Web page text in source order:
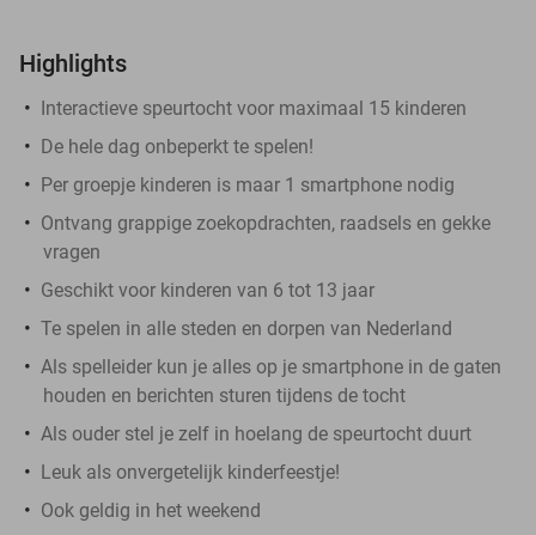
Highlights
Interactieve speurtocht voor maximaal 15 kinderen
De hele dag onbeperkt te spelen!
Per groepje kinderen is maar 1 smartphone nodig
Ontvang grappige zoekopdrachten, raadsels en gekke
vragen
Geschikt voor kinderen van 6 tot 13 jaar
Te spelen in alle steden en dorpen van Nederland
Als spelleider kun je alles op je smartphone in de gaten
houden en berichten sturen tijdens de tocht
Als ouder stel je zelf in hoelang de speurtocht duurt
Leuk als onvergetelijk kinderfeestje!
Ook geldig in het weekend